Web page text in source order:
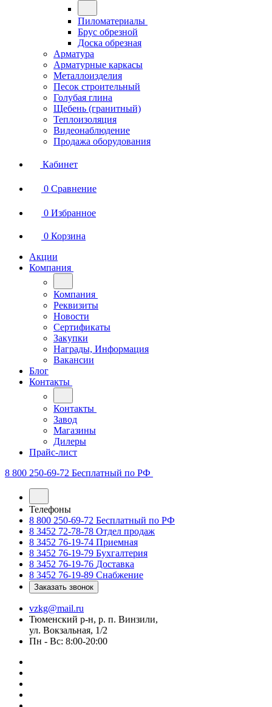
Пиломатериалы
Брус обрезной
Доска обрезная
Арматура
Арматурные каркасы
Металлоизделия
Песок строительный
Голубая глина
Щебень (гранитный)
Теплоизоляция
Видеонаблюдение
Продажа оборудования
Кабинет
0 Сравнение
0 Избранное
0 Корзина
Акции
Компания
Компания
Реквизиты
Новости
Сертификаты
Закупки
Награды, Информация
Вакансии
Блог
Контакты
Контакты
Завод
Магазины
Дилеры
Прайс-лист
8 800 250-69-72 Бесплатный по РФ
Телефоны
8 800 250-69-72 Бесплатный по РФ
8 3452 72-78-78 Отдел продаж
8 3452 76-19-74 Приемная
8 3452 76-19-79 Бухгалтерия
8 3452 76-19-76 Доставка
8 3452 76-19-89 Снабжение
Заказать звонок
vzkg@mail.ru
Тюменский р-н, р. п. Винзили,
ул. Вокзальная, 1/2
Пн - Вс: 8:00-20:00